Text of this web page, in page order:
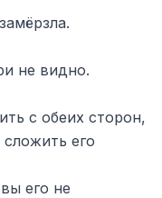
не видно.
с обеих сторон,
его
его не